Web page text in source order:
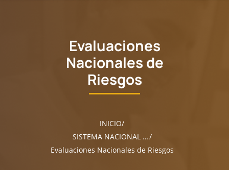
Evaluaciones
Nacionales de
Riesgos
INICIO
SISTEMA NACIONAL ALA/CFT/CFP
Evaluaciones Nacionales de Riesgos